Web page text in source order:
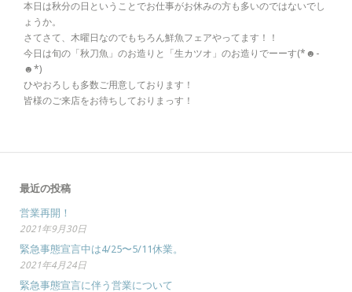
本日は秋分の日ということでお仕事がお休みの方も多いのではないでし
ょうか。
さてさて、木曜日なのでもちろん鮮魚フェアやってます！！
今日は旬の「秋刀魚」のお造りと「生カツオ」のお造りでーーす(*☻-
☻*)
ひやおろしも多数ご用意しております！
皆様のご来店をお待ちしておりまっす！
最近の投稿
営業再開！
2021年9月30日
緊急事態宣言中は4/25〜5/11休業。
2021年4月24日
緊急事態宣言に伴う営業について